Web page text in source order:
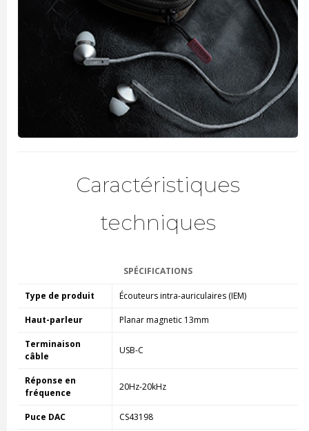
Caractéristiques
techniques
SPÉCIFICATIONS
Type de produit Écouteurs intra-auriculaires (IEM)
Haut-parleur Planar magnetic 13mm
Terminaison
câble
USB-C
Réponse en
fréquence
20Hz-20kHz
Puce DAC CS43198